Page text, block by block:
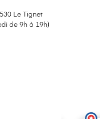
Le Tignet
de 9h à 19h)